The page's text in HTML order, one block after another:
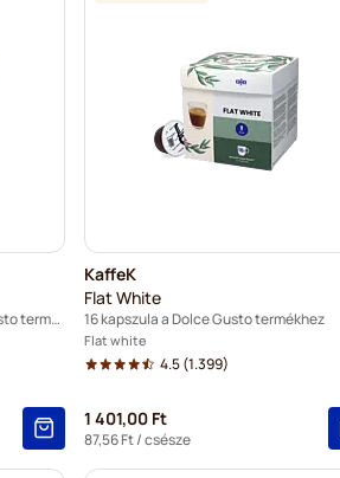
30 kapszula a Nescafé® Dolce Gusto termékhez
KaffeK
Flat White
16 kapszula a Dolce Gusto termékhez
Flat white
4.5(1.399)
1 401,00 Ft
87,56 Ft/ csésze